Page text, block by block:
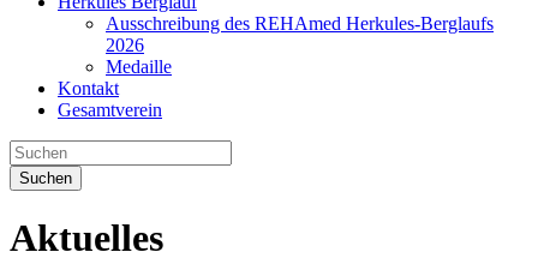
Ausschreibung des REHAmed Herkules-Berglaufs
2026
Medaille
Kontakt
Gesamtverein
Suchen
Aktuelles